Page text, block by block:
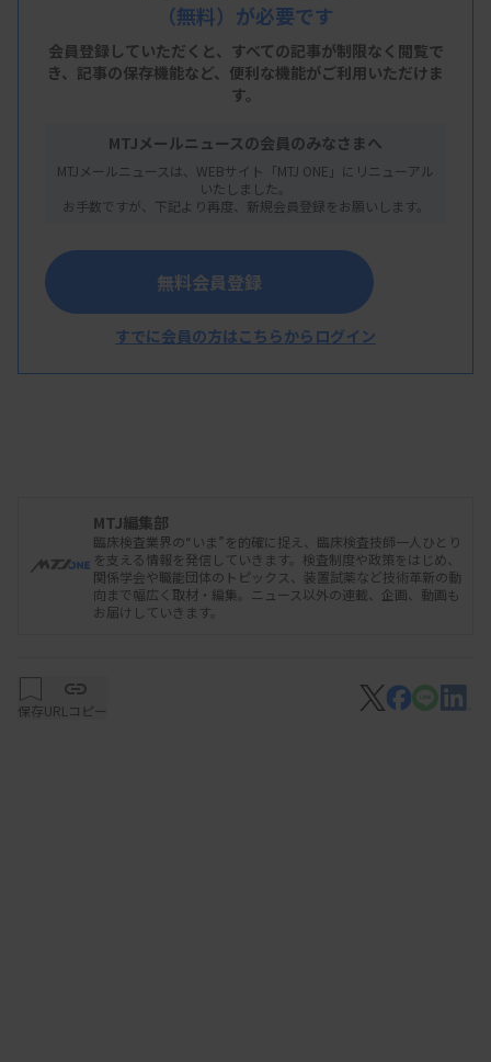
資料はこちら
（無料）が必要です
会員登録していただくと、すべての記事が制限なく閲覧で
き、 記事の保存機能など、便利な機能がご利用いただけま
す。
MTJメールニュースの会員のみなさまへ
MTJメールニュースは、WEBサイト「MTJ ONE」にリニューアル
いたしました。
お手数ですが、下記より再度、新規会員登録をお願いします。
無料会員登録
すでに会員の方はこちらからログイン
MTJ編集部
臨床検査業界の“いま”を的確に捉え、臨床検査技師一人ひとり
を支える情報を発信していきます。検査制度や政策をはじめ、
関係学会や職能団体のトピックス、装置試薬など技術革新の動
向まで幅広く取材・編集。ニュース以外の連載、企画、動画も
お届けしていきます。
保存URLコピー